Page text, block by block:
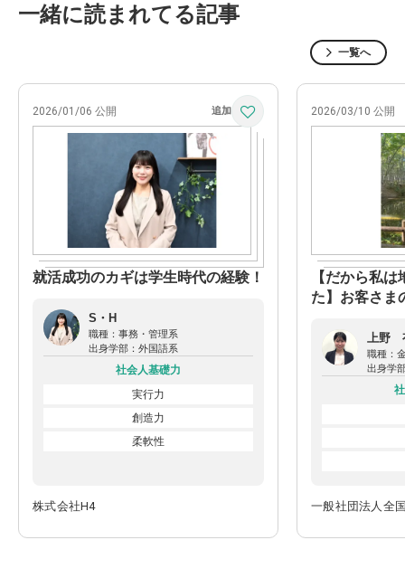
一緒に読まれてる記事
一覧へ
2026/01/06 公開
就活成功のカギは学生時代の経験！
S・H
職種： 事務・管理系
出身学部： 外国語系
社会人基礎力
実行力
創造力
柔軟性
株式会社H4
2026/03/10 公開
【だから私
た】お客さま
上野
職種：
出身学
一般社団法人全